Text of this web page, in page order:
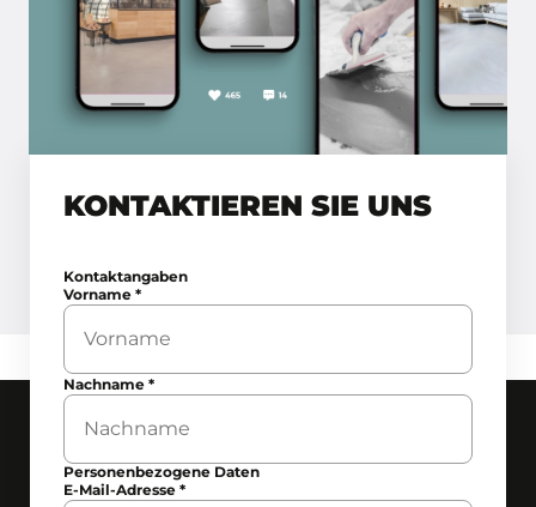
KONTAKTIEREN SIE UNS
Kontaktangaben
Vorname*
Nachname*
Personenbezogene Daten
E-Mail-Adresse*